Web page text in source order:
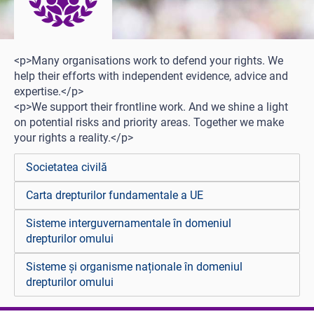
<p>Many organisations work to defend your rights. We
help their efforts with independent evidence, advice and
expertise.</p>
<p>We support their frontline work. And we shine a light
on potential risks and priority areas. Together we make
your rights a reality.</p>
Societatea civilă
Carta drepturilor fundamentale a UE
Sisteme interguvernamentale în domeniul
drepturilor omului
Sisteme și organisme naționale în domeniul
drepturilor omului